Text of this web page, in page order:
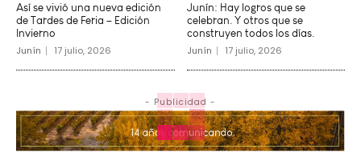
Así se vivió una nueva edición
de Tardes de Feria – Edición
Invierno
Junín 17 julio, 2026
Junín: Hay logros que se
celebran. Y otros que se
construyen todos los días.
Junín 17 julio, 2026
- Publicidad -